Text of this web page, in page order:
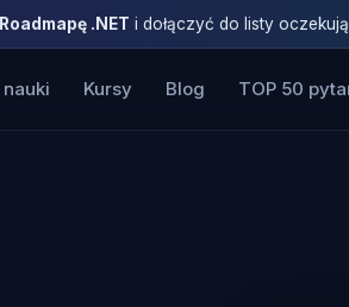
Roadmapę .NET i dołączyć do listy
Kursy Blog TOP 50